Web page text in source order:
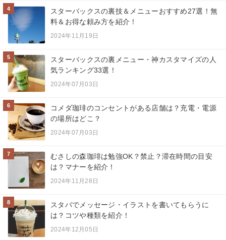
4
スターバックスの裏技＆メニューおすすめ27選！無
料＆お得な頼み方を紹介！
2024年11月19日
5
スターバックスの裏メニュー・神カスタマイズの人
気ランキング33選！
2024年07月03日
6
コメダ珈琲のコンセントがある店舗は？充電・電源
の場所はどこ？
2024年07月03日
7
むさしの森珈琲は勉強OK？禁止？滞在時間の目安
は？マナーを紹介！
2024年11月28日
8
スタバでメッセージ・イラストを書いてもらうに
は？コツや種類を紹介！
2024年12月05日